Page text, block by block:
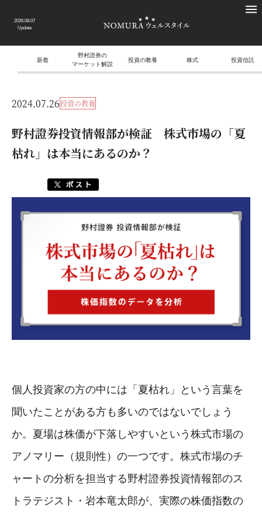
2026.08.07
Update
新着
野村證券の
マーケット解説
投資の教養 株式 投資信託
2024.07.26投資の教養
野村證券投資情報部が検証 株式市場の「夏
枯れ」は本当にあるのか？
個人投資家の方の中には「夏枯れ」という言葉を
聞いたことがある方も多いのではないでしょう
か。夏場は株価が下落しやすいという株式市場の
アノマリー（規則性）の一つです。株式市場のチ
ャートの分析を担当する野村證券投資情報部のス
トラテジスト・岩本竜太郎が、実際の株価指数の